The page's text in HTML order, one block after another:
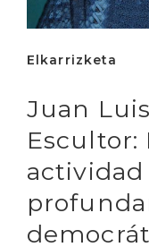
Elkarrizketa
Juan
Escultor:
actividad